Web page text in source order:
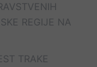
REGIJE NA
TRAKE